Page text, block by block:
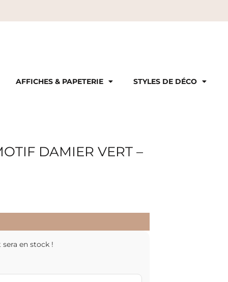
AFFICHES & PAPETERIE STYLES DE DÉCO
DAMIER VERT –
en stock !